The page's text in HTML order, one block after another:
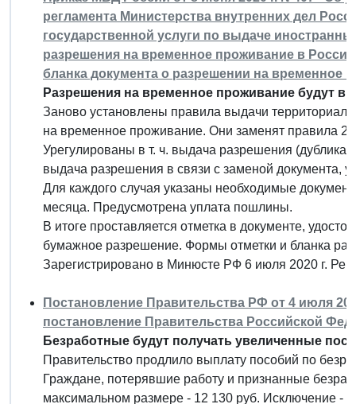
регламента Министерства внутренних дел
государственной услуги по выдаче
разрешения на временное проживание в
бланка документа о разрешении на временное
Разрешения на временное проживание будут
Заново установлены правила выдачи
на временное проживание. Они заменят правила
Урегулированы в т. ч. выдача разрешения
выдача разрешения в связи с заменой документа,
Для каждого случая указаны необходимые
месяца. Предусмотрена уплата пошлины.
В итоге проставляется отметка в документе,
бумажное разрешение. Формы отметки и бланка
Зарегистрировано в Минюсте РФ 6 июля 2020 г.
Постановление Правительства РФ от 4 июля
постановление Правительства Российской
Безработные будут получать увеличенные
Правительство продлило выплату пособий по
Граждане, потерявшие работу и признанные
максимальном размере - 12 130 руб. Исключение -